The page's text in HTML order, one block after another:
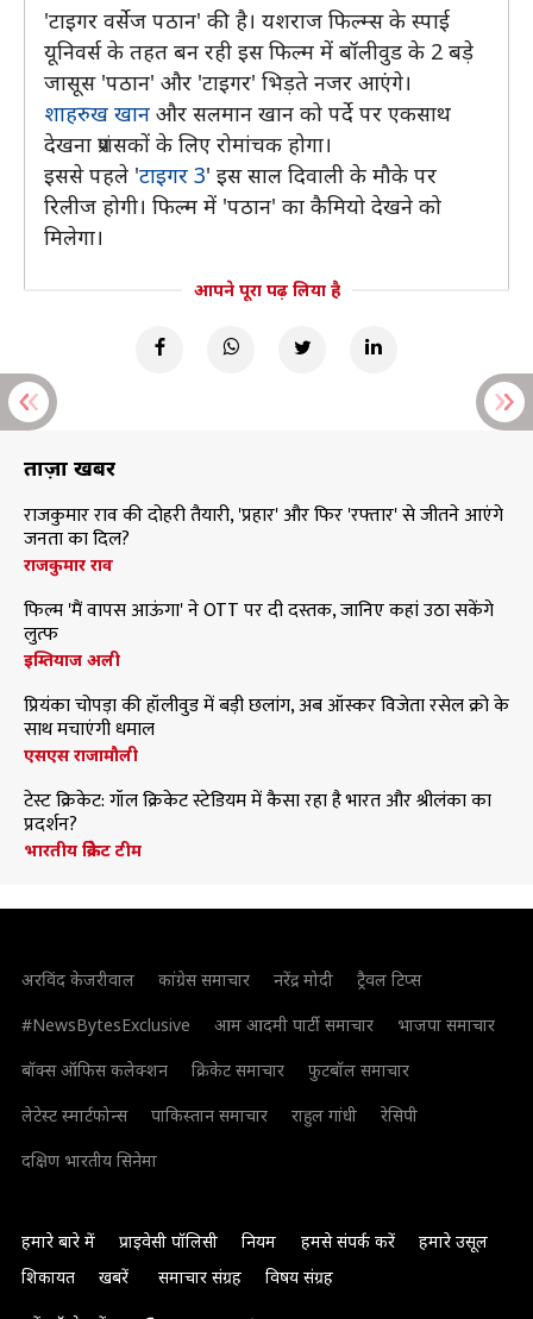
'टाइगर वर्सेज पठान' की है। यशराज फिल्म्स के स्पाई
यूनिवर्स के तहत बन रही इस फिल्म में बॉलीवुड के 2 बड़े
जासूस 'पठान' और 'टाइगर' भिड़ते नजर आएंगे।
शाहरुख खान और सलमान खान को पर्दे पर एकसाथ
देखना प्रशंसकों के लिए रोमांचक होगा।
इससे पहले 'टाइगर 3' इस साल दिवाली के मौके पर
रिलीज होगी। फिल्म में 'पठान' का कैमियो देखने को
मिलेगा।
आपने पूरा पढ़ लिया है
ताज़ा खबरें
राजकुमार राव की दोहरी तैयारी, 'प्रहार' और फिर 'रफ्तार' से जीतने आएंगे
जनता का दिल?
राजकुमार राव
फिल्म 'मैं वापस आऊंगा' ने OTT पर दी दस्तक, जानिए कहां उठा सकेंगे
लुत्फ
इम्तियाज अली
प्रियंका चोपड़ा की हॉलीवुड में बड़ी छलांग, अब ऑस्कर विजेता रसेल क्रो के
साथ मचाएंगी धमाल
एसएस राजामौली
टेस्ट क्रिकेट: गॉल क्रिकेट स्टेडियम में कैसा रहा है भारत और श्रीलंका का
प्रदर्शन?
भारतीय क्रिकेट टीम
अरविंद केजरीवाल कांग्रेस समाचार नरेंद्र मोदी
ट्रैवल टिप्स
#NewsBytesExclusive
आम आदमी पार्टी समाचार
भाजपा समाचार
बॉक्स ऑफिस कलेक्शन
क्रिकेट समाचार
फुटबॉल समाचार
लेटेस्ट स्मार्टफोन्स
पाकिस्तान समाचार राहुल गांधी
रेसिपी
दक्षिण भारतीय सिनेमा
हमारे बारे में प्राइवेसी पॉलिसी नियम हमसे संपर्क करें
हमारे उसूल
शिकायत
खबरें समाचार संग्रह विषय संग्रह